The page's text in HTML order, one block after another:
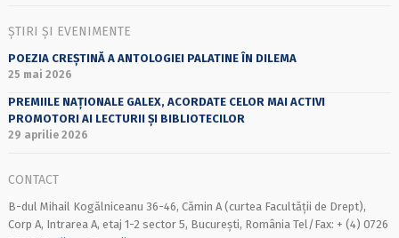
ȘTIRI ȘI EVENIMENTE
POEZIA CREȘTINĂ A ANTOLOGIEI PALATINE ÎN DILEMA
25 mai 2026
PREMIILE NAȚIONALE GALEX, ACORDATE CELOR MAI ACTIVI
PROMOTORI AI LECTURII ȘI BIBLIOTECILOR
29 aprilie 2026
CONTACT
B-dul Mihail Kogălniceanu 36-46, Cămin A (curtea Facultății de Drept),
Corp A, Intrarea A, etaj 1-2 sector 5, București, România Tel/Fax: + (4) 0726